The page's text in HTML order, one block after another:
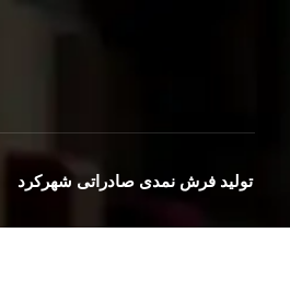
تولید فرش نمدی صادراتی شهرکرد